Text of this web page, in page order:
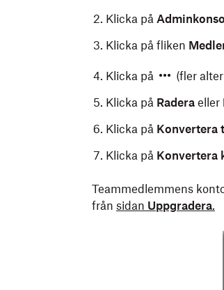
Klicka på
Klicka på fliken
Klicka på
(fler
Klicka på Radera eller
Klicka på Konvertera
Klicka på Konvertera
Teammedlemmens
från sidan Uppgradera.